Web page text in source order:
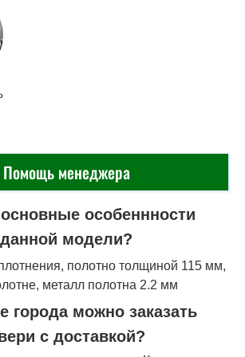
Помощь менеджера
основные особеннности
данной модели?
полотно толщиной 115 мм,
металл полотна 2.2 мм
города можно заказать
с доставкой?